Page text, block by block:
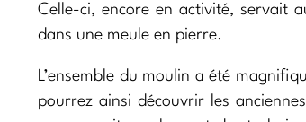
Celle-ci, encore en activité, servait
dans une meule en pierre.
L’ensemble du moulin a été
pourrez ainsi découvrir les